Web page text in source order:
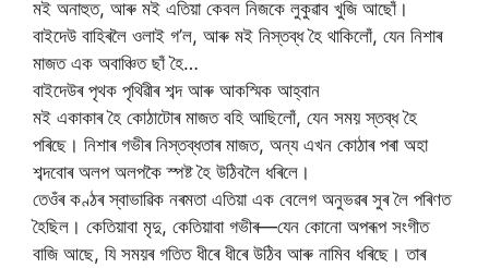
মই অনাহুত, আৰু মই এতিয়া কেবল নিজকে লুকুৱাব খুজি আছোঁ।
বাইদেউ বাহিৰলৈ ওলাই গ’ল, আৰু মই নিস্তব্ধ হৈ থাকিলোঁ, যেন নিশাৰ
মাজত এক অবাঞ্চিত ছাঁ হৈ…
বাইদেউৰ পৃথক পৃথিৱীৰ শব্দ আৰু আকস্মিক আহ্বান
মই একাকাৰ হৈ কোঠাটোৰ মাজত বহি আছিলোঁ, যেন সময় স্তব্ধ হৈ
পৰিছে। নিশাৰ গভীৰ নিস্তব্ধতাৰ মাজত, অন্য এখন কোঠাৰ পৰা অহা
শব্দবোৰ অলপ অলপকৈ স্পষ্ট হৈ উঠিবলৈ ধৰিলে।
তেওঁৰ কণ্ঠৰ স্বাভাৱিক নৰমতা এতিয়া এক বেলেগ অনুভৱৰ সুৰ লৈ পৰিণত
হৈছিল। কেতিয়াবা মৃদু, কেতিয়াবা গভীৰ—যেন কোনো অপৰূপ সংগীত
বাজি আছে, যি সময়ৰ গতিত ধীৰে ধীৰে উঠিব আৰু নামিব ধৰিছে। তাৰ